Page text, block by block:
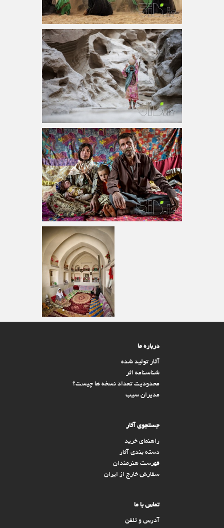
درباره ما
آثار تولید شده
شناسنامه اثر
محدودیت تعداد نسخه ها چیست؟
مدیران سیب
جستجوی آثار
راهنمای خرید
دسته بندی آثار
فهرست هنرمندان
سفارش خارج از ایران
تماس با ما
آدرس و تلفن